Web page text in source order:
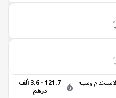
وسيله 121.7 - 3.6 ألف
درهم